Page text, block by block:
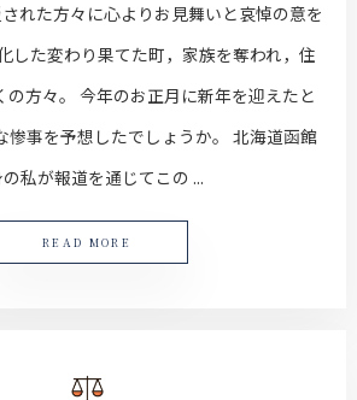
れた方々に心よりお見舞いと哀悼の意を
した変わり果てた町，家族を奪われ，住
の方々。 今年のお正月に新年を迎えたと
惨事を予想したでしょうか。 北海道函館
私が報道を通じてこの ...
READ MORE